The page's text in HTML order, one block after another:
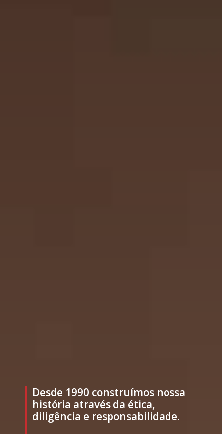
Desde 1990 construímos nossa
história através da ética,
diligência e responsabilidade.